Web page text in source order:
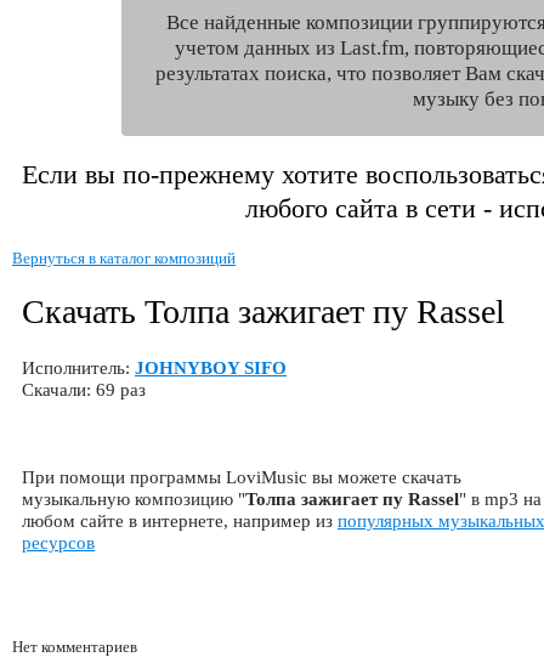
Все найденные композиции
учетом данных из Last.fm,
результатах поиска, что позволяет Вам
музыку без
Если вы по-прежнему хотите
любого сайта в сети -
Вернуться в каталог композиций
Скачать Толпа зажигает пу Rassel
Исполнитель: JOHNYBOY SIFO
Скачали: 69 раз
При помощи программы LoviMusic вы можете скачать
музыкальную композицию "Толпа зажигает пу Rassel" в mp3 на
любом сайте в интернете, например из популярных музыкальных
ресурсов
Нет комментариев